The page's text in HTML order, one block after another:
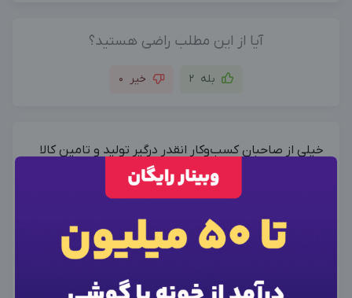
آیا از این مطلب راضی هستید؟
بله 2 خیر 0
خیلی از صاحبان کسب‌وکار انقدر درگیر تولید و تامین کالا
هستن که وقت نمی‌کنن به کانال و ویترین‌شون برسن. از
اون طرف هم مشتری وقتی وارد یه کانال مثل کانال بله
می‌شه، اگه ببینه خبری از پاسخ‌گویی نیست یا ویترین
شلخته‌ست، سریع می‌ره سراغ بقیه. همین‌جاست که یه
«ادمین بله» حرفه‌ای می‌تونه اوضاع رو کلاً عوض کنه و
ورود به حساب کاربری
شماره موبایل خود را وارد کنید